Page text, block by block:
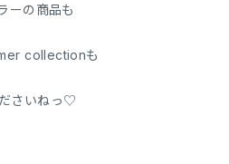
ーの商品も
collectionも
さいねっ♡